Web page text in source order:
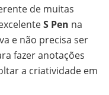
de muitas
S Pen na
e não precisa ser
fazer anotações
a criatividade em